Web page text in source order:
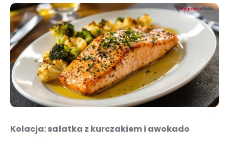
Kolacja: sałatka z kurczakiem i awokado